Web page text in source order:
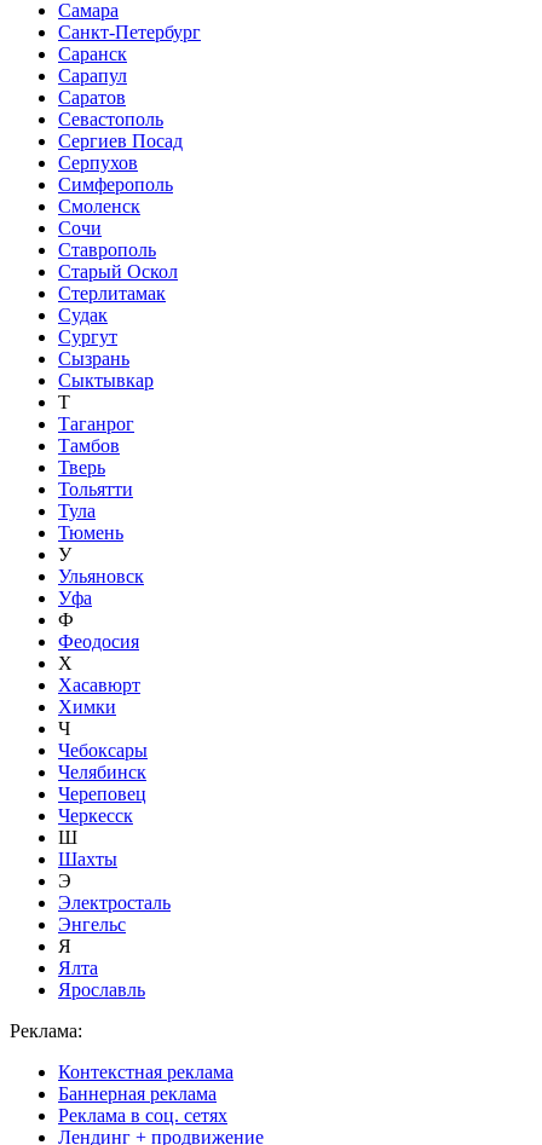
Самара
Санкт-Петербург
Саранск
Сарапул
Саратов
Севастополь
Сергиев Посад
Серпухов
Симферополь
Смоленск
Сочи
Ставрополь
Старый Оскол
Стерлитамак
Судак
Сургут
Сызрань
Сыктывкар
Т
Таганрог
Тамбов
Тверь
Тольятти
Тула
Тюмень
У
Ульяновск
Уфа
Ф
Феодосия
Х
Хасавюрт
Химки
Ч
Чебоксары
Челябинск
Череповец
Черкесск
Ш
Шахты
Э
Электросталь
Энгельс
Я
Ялта
Ярославль
Реклама:
Контекстная реклама
Баннерная реклама
Реклама в соц. сетях
Лендинг + продвижение